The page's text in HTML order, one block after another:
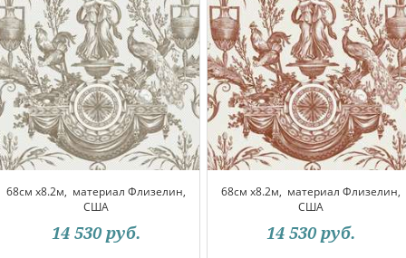
68см x8.2м, материал Флизелин,
США
14 530 руб.
68см x8.2м, материал Флизелин,
США
14 530 руб.